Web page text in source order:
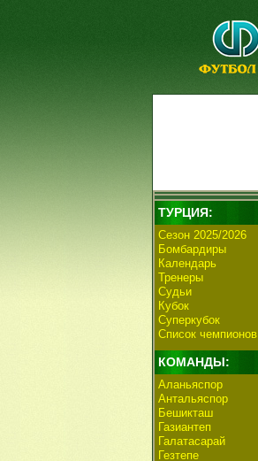
ТУРЦИЯ:
Сезон 2025/2026
Бомбардиры
Календарь
Тренеры
Судьи
Кубок
Суперкубок
Список чемпионов
КОМАНДЫ:
Аланьяспор
Антальяспор
Бешикташ
Газиантеп
Галатасарай
Гезтепе